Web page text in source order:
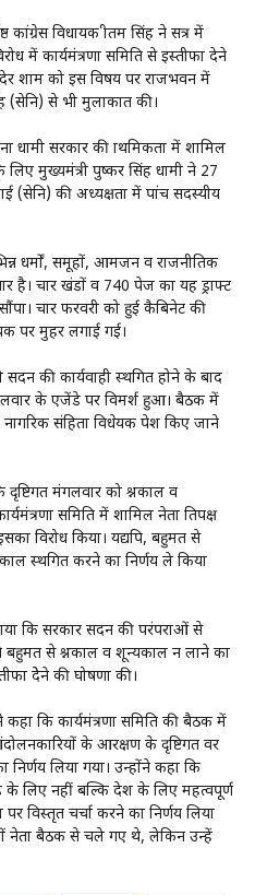
कांग्रेस विधायक प्रीतम सिंह ने सत्र में
में कार्यमंत्रणा समिति से इस्तीफा देने
शाम को इस विषय पर राजभवन में
(सेनि) से भी मुलाकात की।
धामी सरकार की प्राथमिकता में शामिल
मुख्यमंत्री पुष्कर सिंह धामी ने 27
(सेनि) की अध्यक्षता में पांच सदस्यीय
धर्मों, समूहों, आमजन व राजनीतिक
है। चार खंडों व 740 पेज का यह ड्राफ्ट
चार फरवरी को हुई कैबिनेट की
पर मुहर लगाई गई।
की कार्यवाही स्थगित होने के बाद
के एजेंडे पर विमर्श हुआ। बैठक में
संहिता विधेयक पेश किए जाने
मंगलवार को प्रश्नकाल व
समिति में शामिल नेता प्रतिपक्ष
विरोध किया। यद्यपि, बहुमत से
स्थगित करने का निर्णय ले किया
कि सरकार सदन की परंपराओं से
बहुमत से प्रश्नकाल व शून्यकाल न लाने का
देेने की घोषणा की।
कि कार्यमंत्रणा समिति की बैठक में
के आरक्षण के दृष्टिगत प्रवर
निर्णय लिया गया। उन्होंने कहा कि
के लिए नहीं बल्कि देश के लिए महत्वपूर्ण
विस्तृत चर्चा करने का निर्णय लिया
नेता बैठक से चले गए थे, लेकिन उन्हें